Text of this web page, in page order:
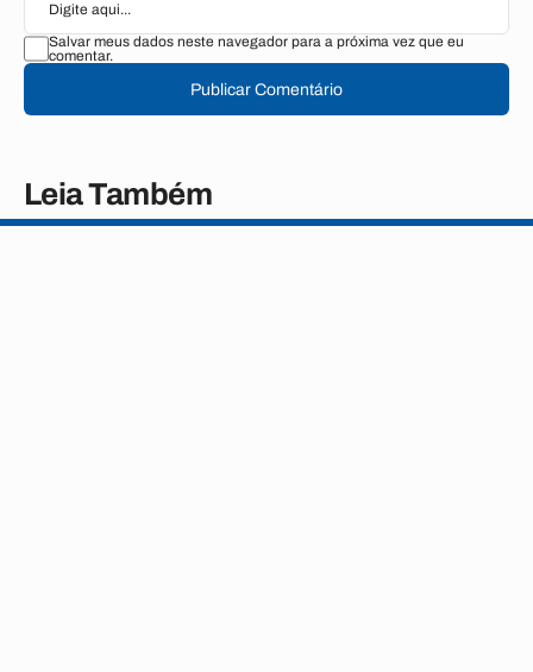
Salvar meus dados neste navegador para a próxima vez que eu
comentar.
Publicar Comentário
Leia Também